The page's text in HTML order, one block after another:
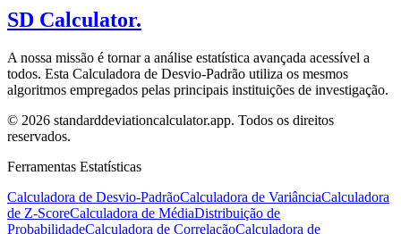
SD Calculator.
A nossa missão é tornar a análise estatística avançada acessível a
todos. Esta Calculadora de Desvio-Padrão utiliza os mesmos
algoritmos empregados pelas principais instituições de investigação.
© 2026 standarddeviationcalculator.app. Todos os direitos
reservados.
Ferramentas Estatísticas
Calculadora de Desvio-PadrãoCalculadora de VariânciaCalculadora
de Z-ScoreCalculadora de MédiaDistribuição de
ProbabilidadeCalculadora de CorrelaçãoCalculadora de